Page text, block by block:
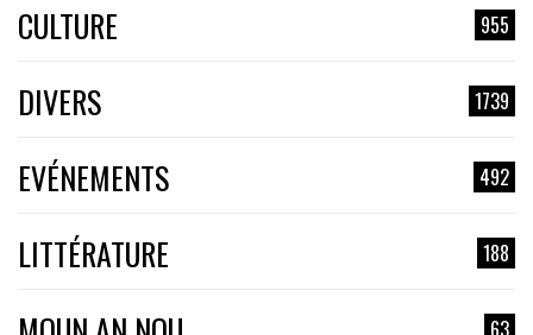
CULTURE 955
DIVERS 1739
EVÉNEMENTS 492
LITTÉRATURE 188
63